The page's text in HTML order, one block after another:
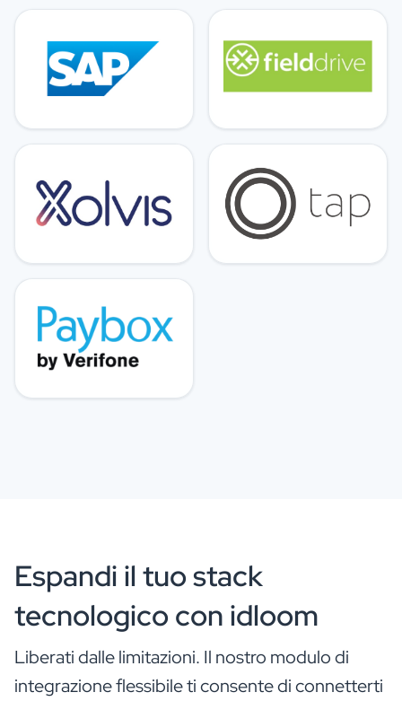
Espandi il tuo stack
tecnologico con idloom
Liberati dalle limitazioni. Il nostro modulo di
integrazione flessibile ti consente di connetterti